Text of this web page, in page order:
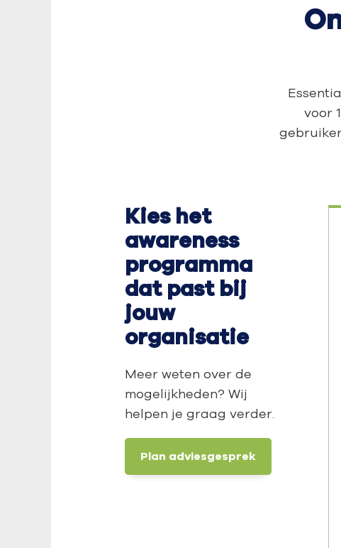
voor
Kies het
awareness
programma
dat past bij
jouw
organisatie
Meer weten over de
mogelijkheden? Wij
helpen je graag verder.
Plan adviesgesprek